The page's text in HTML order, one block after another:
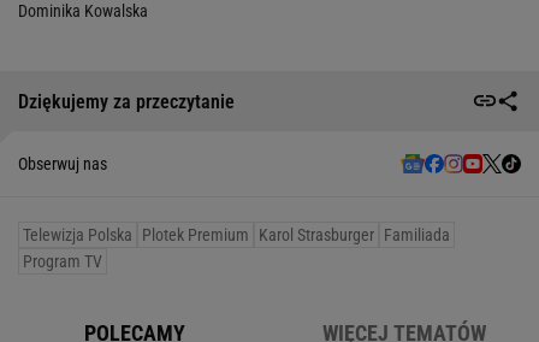
Dominika Kowalska
Dziękujemy za przeczytanie
Obserwuj nas
Telewizja Polska Plotek Premium Karol Strasburger Familiada
Program TV
POLECAMY WIĘCEJ TEMATÓW